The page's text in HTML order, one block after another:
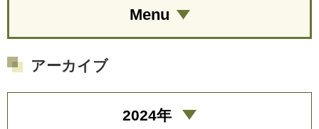
Menu
アーカイブ
2024年